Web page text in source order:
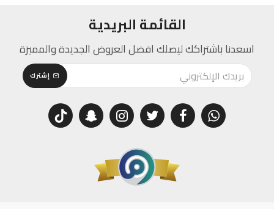
القائمة البريدية
اسعدنا باشتراكك ليصلك افضل العروض الجديدة والمميزة
إشترك